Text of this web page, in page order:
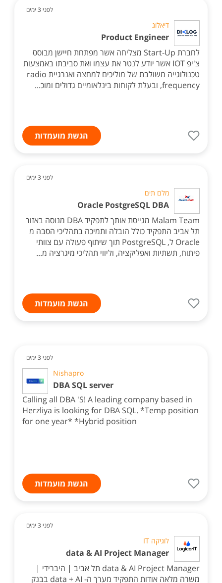
לפני 3 ימים
דיאלוג
Product Engineer
לחברת Start-Up מצליחה אשר מפתחת חיישן מבוסס
צ'יפ IOT אשר יודע לנטר את עצמו ואת סביבתו באמצעות
טכנולוגייה משולבת של מוליכים למחצה ואנרגיית radio
frequency, ובעלת לקוחות בינלאומיים גדולים ומוכ...
הגשת מועמדות
לפני 3 ימים
מלם תים
Oracle PostgreSQL DBA
Malam Team מגייסת אותך לתפקיד DBA מנוסה באזור
תל אביב התפקיד כולל הובלה ותמיכה בתהליכי הסבה מ
Oracle ל, PostgreSQL תוך שיתוף פעולה עם צוותי
פיתוח, תשתיות ואפליקציה, וליווי תהליכי מיגרציה מ...
הגשת מועמדות
לפני 3 ימים
Nishapro
DBA SQL server
Calling all DBA 'S! A leading company based in
Herzliya is looking for DBA SQL. *Temp position
for one year* *Hybrid position
הגשת מועמדות
לפני 3 ימים
לוגיקה IT
data & AI Project Manager
data & AI Project Manager תל אביב | היברידי |
משרה מלאה אודות התפקיד מערך ה- data + AI בבנק